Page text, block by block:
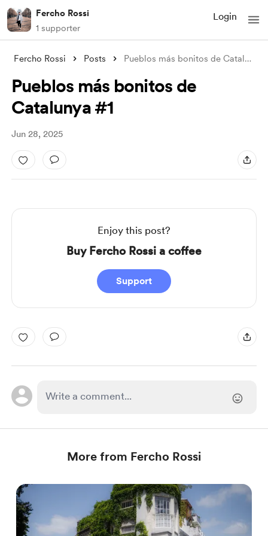
Fercho Rossi
1 supporter
Login
Fercho Rossi Posts Pueblos más bonitos de Catalunya #1
Pueblos más bonitos de
Catalunya #1
Jun 28, 2025
Enjoy this post?
Buy Fercho Rossi a coffee
Support
More from Fercho Rossi